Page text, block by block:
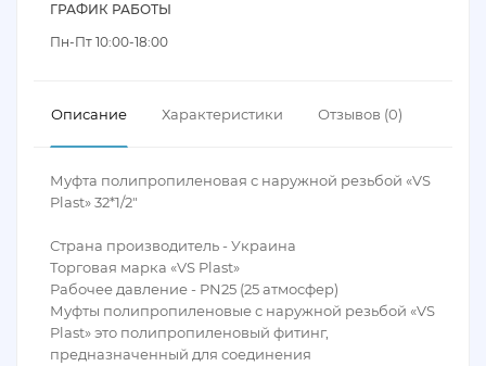
ГРАФИК РАБОТЫ
Пн-Пт 10:00-18:00
Описание Характеристики Отзывов (0)
Муфта полипропиленовая с наружной резьбой «VS
Plast» 32*1/2″
Страна производитель - Украина
Торговая марка «VS Plast»
Рабочее давление - PN25 (25 атмосфер)
Муфты полипропиленовые с наружной резьбой «VS
Plast» это полипропиленовый фитинг,
предназначенный для соединения